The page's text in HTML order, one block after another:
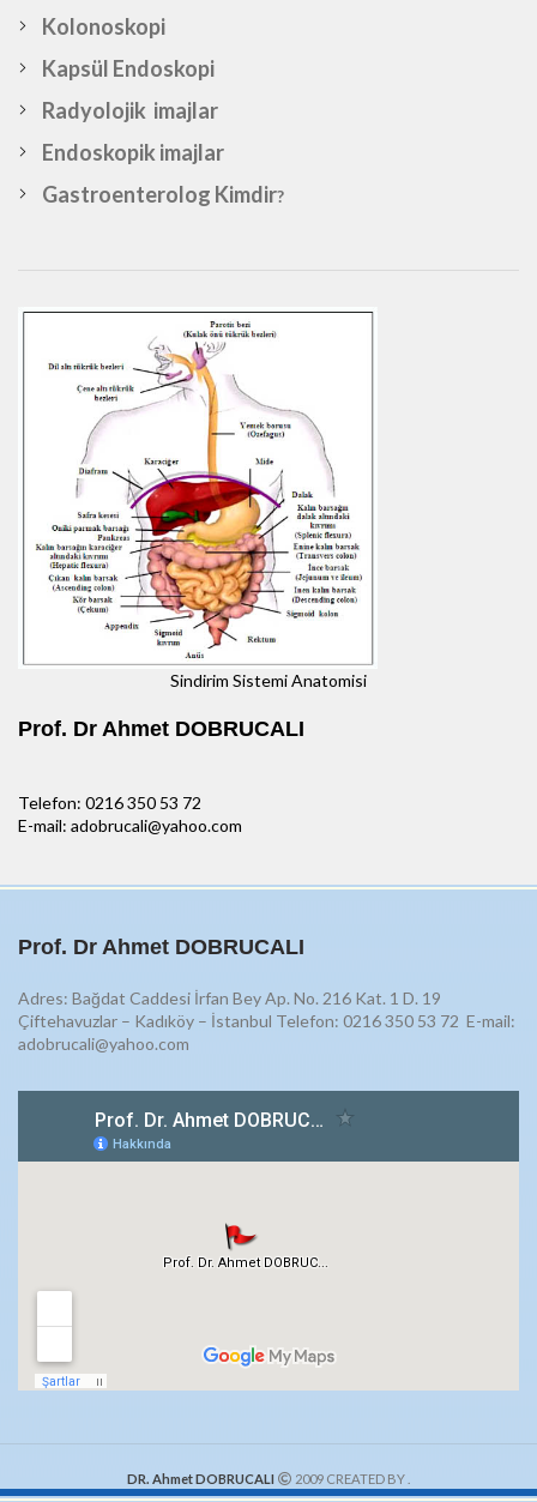
Kolonoskopi
Kapsül Endoskopi
Radyolojik imajlar
Endoskopik imajlar
Gastroenterolog Kimdir?
Sindirim Sistemi Anatomisi
Prof. Dr Ahmet DOBRUCALI
Telefon: 0216 350 53 72
E-mail: adobrucali@yahoo.com
Prof. Dr Ahmet DOBRUCALI
Adres: Bağdat Caddesi İrfan Bey Ap. No. 216 Kat. 1 D. 19
Çiftehavuzlar – Kadıköy – İstanbul Telefon: 0216 350 53 72 E-mail:
adobrucali@yahoo.com
DR. Ahmet DOBRUCALI 2009 CREATED BY